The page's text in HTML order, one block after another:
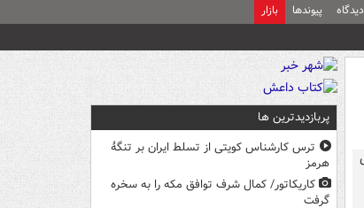
دیدگاه پیوندها بازار
پربازدیدترین ها
ترس کارشناس کویتی از تسلط ایران بر تنگۀ
هرمز
کاریکاتور/ کمال شرف توافق مکه را به سخره
گرفت